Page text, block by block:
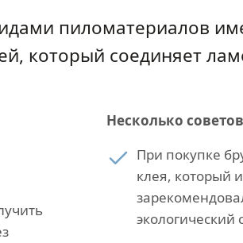
пиломатериалов
который соединяет
Несколько
При покупке
клея, который
экологический